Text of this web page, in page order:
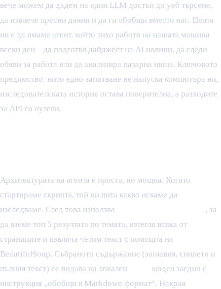
вече можем да дадем на един LLM достъп до уеб търсене,
да извлече пресни данни и да ги обобщи вместо нас. Целта
ни е да имаме агент, който тихо работи на нашата машина
всеки ден – да подготвя дайджест на AI новини, да следи
обяви за работа или да анализира пазарна ниша. Ключовото
предимство: нито едно запитване не напуска компютъра ни,
изследователската история остава поверителна, а разходите
за API са нулеви.
Архитектурата на агента е проста, но мощна. Когато
стартираме скрипта, той ни пита какво искаме да
изследваме. След това използва
, за
да вземе топ 5 резултата по темата, изтегля всяка от
страниците и извлича четим текст с помощта на
BeautifulSoup. Събраното съдържание (заглавия, снипети и
пълния текст) се подава на локален
модел заедно с
инструкция „обобщи в Markdown формат“. Накрая